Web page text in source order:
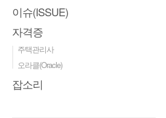
이슈(ISSUE)
자격증
주택관리사
오라클(Oracle)
잡소리